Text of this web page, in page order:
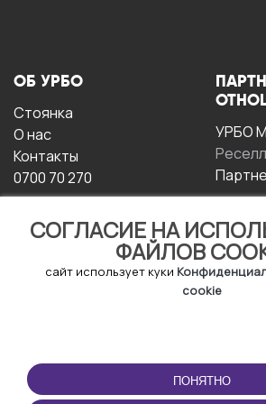
СОГЛАСИЕ НА
ФАЙЛОВ
сайт использует куки
cookie
ПОНЯТНО
ОБ УРБО
Стоянка
О нас
Контакты
0700 70 270
УРБО
ЭКСПЛУАТАЦИИ
Условия и положения